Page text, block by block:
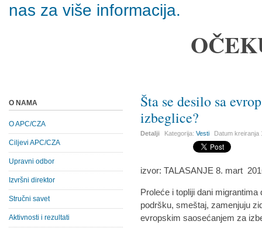
nas za više informacija.
Šta se desilo sa
izbeglice?
Detalji Kategorija:Vesti Datum kreiranja
izvor: TALASANJE 8. mart
Proleće i topliji dani
podršku, smeštaj, zamenjuju
evropskim saosećanjem za
O NAMA
O APC/CZA
Ciljevi APC/CZA
Upravni odbor
Izvršni direktor
Stručni savet
Aktivnosti i rezultati